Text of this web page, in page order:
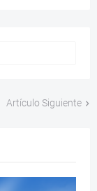
Artículo Siguiente